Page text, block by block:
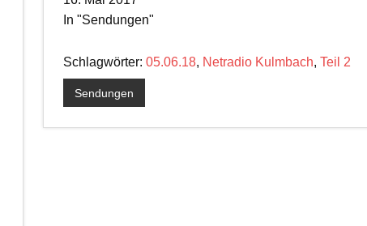
In "Sendungen"
Schlagwörter: 05.06.18, Netradio Kulmbach, Teil 2
Sendungen